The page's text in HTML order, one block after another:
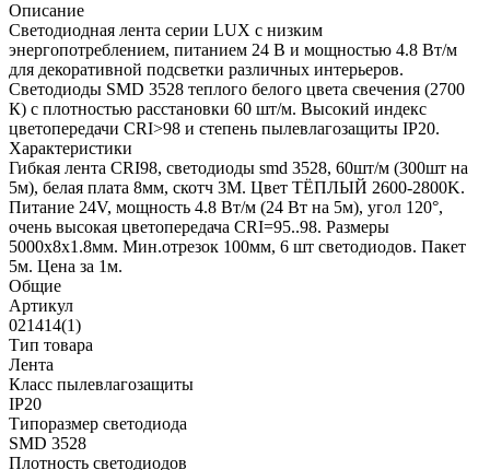
Описание
Светодиодная лента серии LUX с низким
энергопотреблением, питанием 24 В и мощностью 4.8 Вт/м
для декоративной подсветки различных интерьеров.
Светодиоды SMD 3528 теплого белого цвета свечения (2700
К) с плотностью расстановки 60 шт/м. Высокий индекс
цветопередачи CRI>98 и степень пылевлагозащиты IP20.
Характеристики
Гибкая лента CRI98, светодиоды smd 3528, 60шт/м (300шт на
5м), белая плата 8мм, скотч 3М. Цвет ТЁПЛЫЙ 2600-2800K.
Питание 24V, мощность 4.8 Вт/м (24 Вт на 5м), угол 120°,
очень высокая цветопередача CRI=95..98. Размеры
5000х8x1.8мм. Мин.отрезок 100мм, 6 шт светодиодов. Пакет
5м. Цена за 1м.
Общие
Артикул
021414(1)
Тип товара
Лента
Класс пылевлагозащиты
IP20
Типоразмер светодиода
SMD 3528
Плотность светодиодов